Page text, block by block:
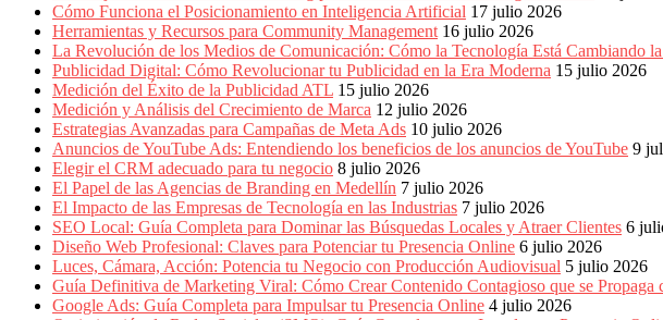
Publicitarias,
Agencias,
Empresas,
Negocios,
Tendencias,
Trendings,
Dinero,
Economía,
Diseño
Web,
Móviles,
Estrategias
Digitales,
Estrategias
Publicitarias,
Alianzas,
Cómo Funciona el Posicionamiento en Inteligencia Artificial 17 julio 2026
Herramientas y Recursos para Community Management 16 julio 2026
La Revolución de los Medios de Comunicación: Cómo la Tecnología Está Cambiando
Publicidad Digital: Cómo Revolucionar tu Publicidad en la Era Moderna 15 julio 2026
Medición del Éxito de la Publicidad ATL 15 julio 2026
Medición y Análisis del Crecimiento de Marca 12 julio 2026
Estrategias Avanzadas para Campañas de Meta Ads 10 julio 2026
Anuncios de YouTube Ads: Entendiendo los beneficios de los anuncios de YouTube 9
Elegir el CRM adecuado para tu negocio 8 julio 2026
El Papel de las Agencias de Branding en Medellín 7 julio 2026
El Impacto de las Empresas de Tecnología en las Industrias 7 julio 2026
SEO Local: Guía Completa para Dominar las Búsquedas Locales y Atraer Clientes 6
Diseño Web Profesional: Claves para Potenciar tu Presencia Online 6 julio 2026
Luces, Cámara, Acción: Potencia tu Negocio con Producción Audiovisual 5 julio 2026
Guía Definitiva de Marketing Viral: Cómo Crear Contenido Contagioso que se Propaga
Google Ads: Guía Completa para Impulsar tu Presencia Online 4 julio 2026